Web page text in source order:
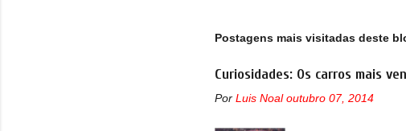
Postagens mais visitadas deste
Curiosidades: Os carros mais
Por Luis Noal outubro 07, 2014